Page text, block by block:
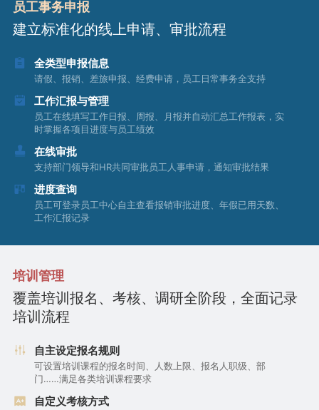
员工事务申报
建立标准化的线上申请、审批流程
全类型申报信息
请假、报销、差旅申报、经费申请，员工日常事务全支持
工作汇报与管理
员工在线填写工作日报、周报、月报并自动汇总工作报表，实
时掌握各项目进度与员工绩效
在线审批
支持部门领导和HR共同审批员工人事申请，通知审批结果
进度查询
员工可登录员工中心自主查看报销审批进度、年假已用天数、
工作汇报记录
培训管理
覆盖培训报名、考核、调研全阶段，全面记录
培训流程
自主设定报名规则
可设置培训课程的报名时间、人数上限、报名人职级、部
门……满足各类培训课程要求
自定义考核方式